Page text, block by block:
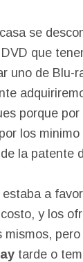
se
que
uno de Blu-
porque por
los minimo
la patente
a
y los
mismos, pero
tarde o